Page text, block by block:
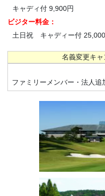
キャディ付 9,900円
ビジター料金：
土日祝 キャディー付
名義変更キャ
ファミリーメンバー・法人